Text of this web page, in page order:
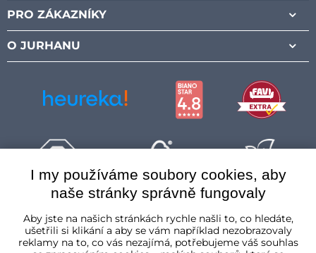
PRO ZÁKAZNÍKY
O JURHANU
I my používáme soubory cookies, aby
naše stránky správně fungovaly
Aby jste na našich stránkách rychle našli to, co hledáte,
ušetřili si klikání a aby se vám například nezobrazovaly
reklamy na to, co vás nezajímá, potřebujeme váš souhlas